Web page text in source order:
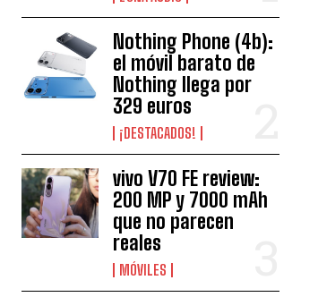
Nothing Phone (4b):
el móvil barato de
Nothing llega por
329 euros
¡DESTACADOS!
vivo V70 FE review:
200 MP y 7000 mAh
que no parecen
reales
MÓVILES